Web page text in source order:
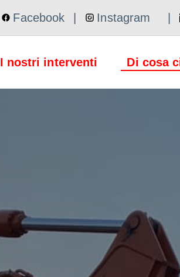
Facebook Instagram
I nostri interventi Di cosa